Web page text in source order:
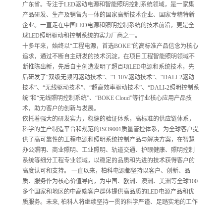
广东省。专注于LED驱动电源和智能照明控制系统领域，是一家集
产品研发、生产及销售为一体的国家高新技术企业、国家专精特新
企业。一直走在中国LED电源和照明控制系统的技术前沿，更是全
球LED照明驱动和控制系统的实力厂商之一。
十多年来，始终以“工程电源，首选BOKE”的高标准产品信念为核心
追求，通过不断自主研发的技术沉淀，在项目工程智能照明领域不
断推陈出新，先后自主创造发明了超百项LED电源和系统技术，先
后研发了“双级无频闪驱动技术”、“1-10V驱动技术”、“DALI-2驱动
技术”、“无线驱动技术”、“超高效率驱动技术”、“DALI-2照明控制系
统”和“无线照明控制系统”、“BOKE Cloud”等行业核心应用产品技
术，助力客户的创新与发展。
依托着强大的研发实力，稳健的验证体系，高标准的供应链体系，
科学的生产制造平台和规范的ISO9001质量管控体系，为全球客户提
供了高可靠性的工程电源和照明系统控制产品与解决方案，在智慧
办公照明、商业照明、工业照明、轨道交通、护眼健康、照明控制
系统等细分工程专业领域，以稳定的品质和先进的技术获得客户的
高度认可和支持。 一直以来，柏科电源都坚持以客户、创新、品
质、服务作为核心价值导向，为中国、欧洲、澳洲、美洲等全球100
多个国家和地区的中高端客户群体提供高品质的LED电源产品和优
质服务。未来, 柏科人将继续坚持一贯的科学严谨、足踏实地的工作